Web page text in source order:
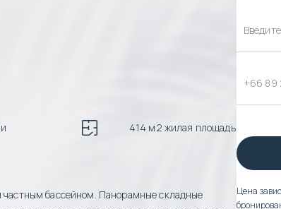
414 м2 жилая площадь
бассейном. Панорамные складные
Цена